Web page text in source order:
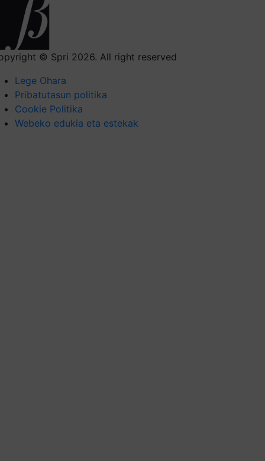
© Spri 2026. All right reserved
Lege Ohara
Pribatutasun politika
Cookie Politika
Webeko edukia eta estekak